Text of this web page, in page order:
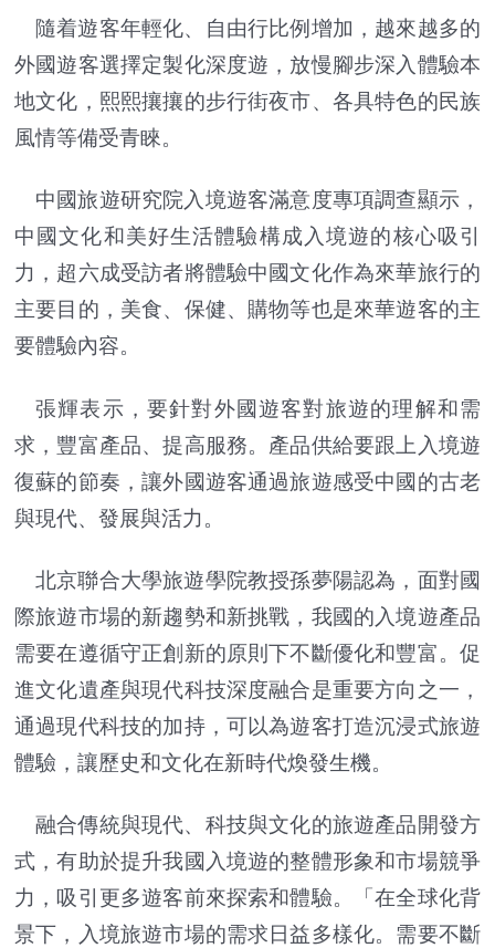
隨着遊客年輕化、自由行比例增加，越來越多的
外國遊客選擇定製化深度遊，放慢腳步深入體驗本
地文化，熙熙攘攘的步行街夜市、各具特色的民族
風情等備受青睞。
中國旅遊研究院入境遊客滿意度專項調查顯示，
中國文化和美好生活體驗構成入境遊的核心吸引
力，超六成受訪者將體驗中國文化作為來華旅行的
主要目的，美食、保健、購物等也是來華遊客的主
要體驗內容。
張輝表示，要針對外國遊客對旅遊的理解和需
求，豐富產品、提高服務。產品供給要跟上入境遊
復蘇的節奏，讓外國遊客通過旅遊感受中國的古老
與現代、發展與活力。
北京聯合大學旅遊學院教授孫夢陽認為，面對國
際旅遊市場的新趨勢和新挑戰，我國的入境遊產品
需要在遵循守正創新的原則下不斷優化和豐富。促
進文化遺產與現代科技深度融合是重要方向之一，
通過現代科技的加持，可以為遊客打造沉浸式旅遊
體驗，讓歷史和文化在新時代煥發生機。
融合傳統與現代、科技與文化的旅遊產品開發方
式，有助於提升我國入境遊的整體形象和市場競爭
力，吸引更多遊客前來探索和體驗。「在全球化背
景下，入境旅遊市場的需求日益多樣化。需要不斷